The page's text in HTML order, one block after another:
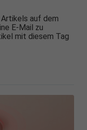
auf dem
E-Mail zu
mit diesem Tag